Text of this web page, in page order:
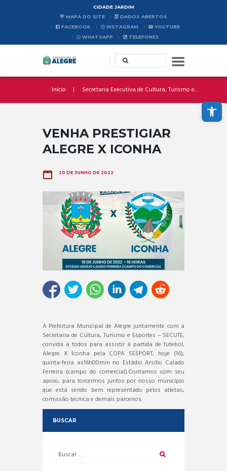
Abrir a barra de ferramentas
CIDADE JARDIM
MAPA DO SITE
DADOS ABERTOS
FACEBOOK
INSTAGRAM
YOUTUBE
WHATSAPP
TELEFONES
Início Secretaria Executiva de Cultura, Turismo e...
VENHA PRESTIGIAR
ALEGRE X ICONHA
20 DE JUNHO DE 2022
A Prefeitura Municipal de Alegre juntamente com a
Secretaria de Cultura, Turismo e Esportes – SECUTE,
convida a todos para assistir à partida de futebol,
Alegre X Iconha pela COPA SESPORT, hoje (16),
quinta-feira as16h00min no Estádio Arsílio Caiado
Ferreira (campo do comercial).Contamos com seu
apoio, para torcermos juntos por nosso município
que está sendo bem representado pelos atletas,
comissão técnica e demais parceiros.
BUSCAR